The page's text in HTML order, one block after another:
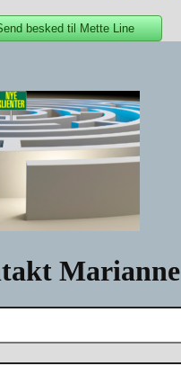
Marianne